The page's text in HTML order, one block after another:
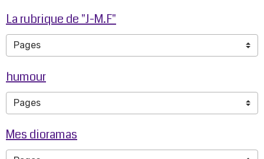
La rubrique de "J-M.F"
humour
Mes dioramas